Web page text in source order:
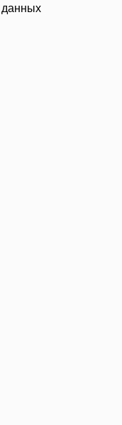
данных